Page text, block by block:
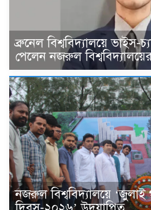
ব্রুনেল বিশ্ববিদ্যালয়ে ভাইস-
পেলেন নজরুল বিশ্ববিদ্যালয়ের
নজরুল বিশ্ববিদ্যালয়ে ‘জুলাই